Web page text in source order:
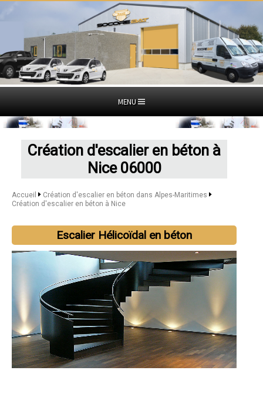
MENU
Création d'escalier en béton à
Nice 06000
Accueil
Création d'escalier en béton dans Alpes-Maritimes
Création d'escalier en béton à Nice
Escalier Hélicoïdal en béton